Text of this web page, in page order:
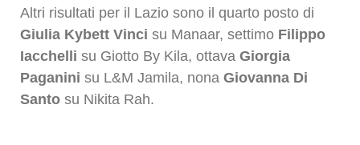
Altri risultati per il Lazio sono il quarto posto di
Giulia Kybett Vinci su Manaar, settimo Filippo
Iacchelli su Giotto By Kila, ottava Giorgia
Paganini su L&M Jamila, nona Giovanna Di
Santo su Nikita Rah.